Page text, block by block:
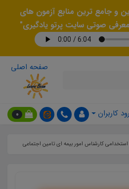
و جامع ترین منابع آزمون های
صوتی سایت پرتو یادگیری"
صفحه اصلی
کاربران 0
استخدامی کارشناس امور بیمه ای تامین اجتماعی